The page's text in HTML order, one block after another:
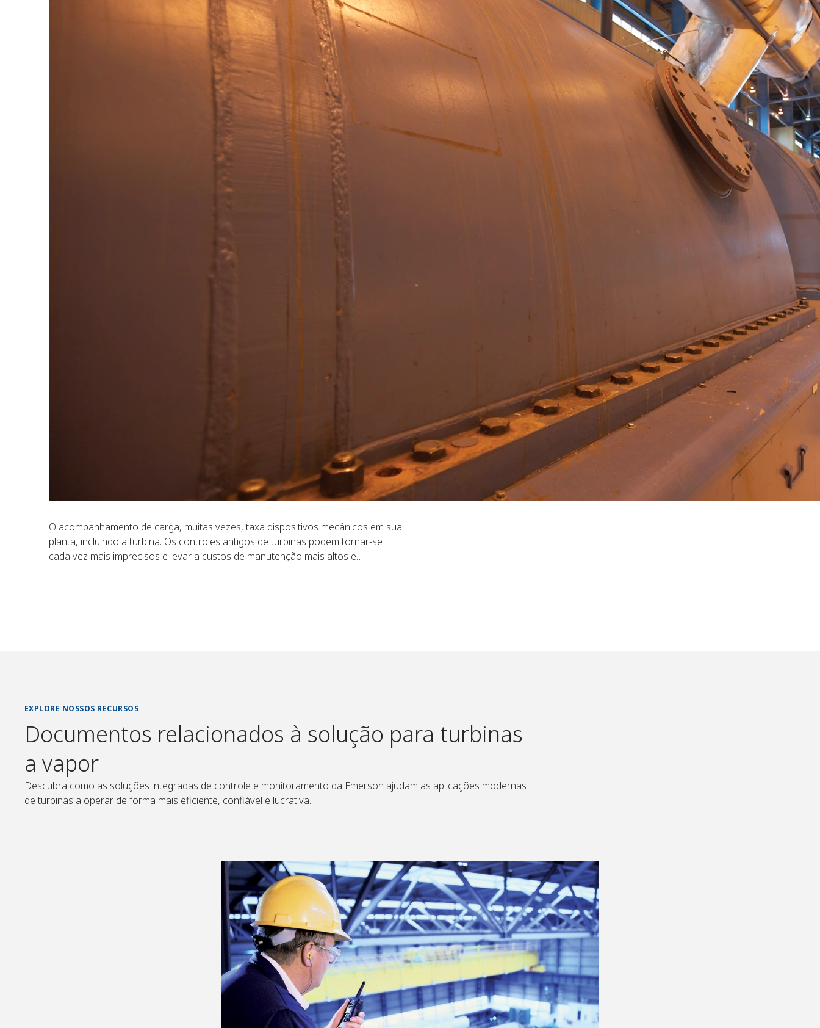
O acompanhamento de carga, muitas vezes, taxa dispositivos mecânicos em sua
planta, incluindo a turbina. Os controles antigos de turbinas podem tornar-se
cada vez mais imprecisos e levar a custos de manutenção mais altos e
EXPLORE NOSSOS RECURSOS
Documentos relacionados à solução para turbinas
a vapor
Descubra como as soluções integradas de controle e monitoramento da Emerson ajudam as aplicações modernas
de turbinas a operar de forma mais eficiente, confiável e lucrativa.